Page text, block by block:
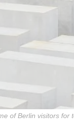
of Berlin visitors for